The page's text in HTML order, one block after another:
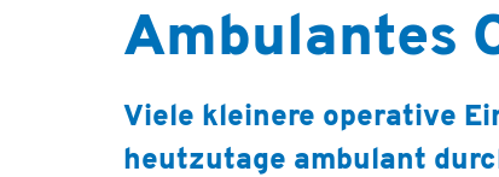
Ambulantes
Viele kleinere operative
heutzutage ambulant